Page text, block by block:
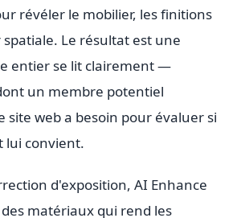
révéler le mobilier, les finitions
Le résultat est une
entier se lit clairement —
un membre potentiel
site web a besoin pour évaluer si
lui convient.
d'exposition, AI Enhance
matériaux qui rend les